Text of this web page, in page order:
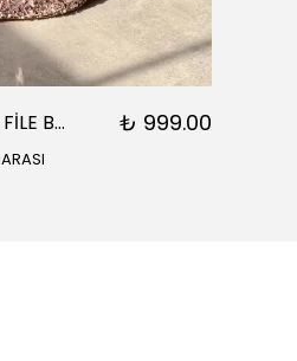
ASRALL NUDE FİLE BONCUK DETAYLI SİVRİ BURUN BİLEK BAĞLI KADIN TOPUKLU ₺ 999.00